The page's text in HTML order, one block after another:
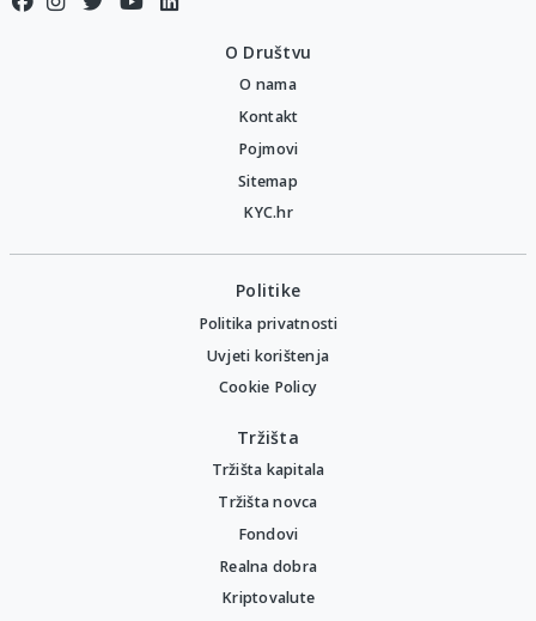
O Društvu
O nama
Kontakt
Pojmovi
Sitemap
KYC.hr
Politike
Politika privatnosti
Uvjeti korištenja
Cookie Policy
Tržišta
Tržišta kapitala
Tržišta novca
Fondovi
Realna dobra
Kriptovalute